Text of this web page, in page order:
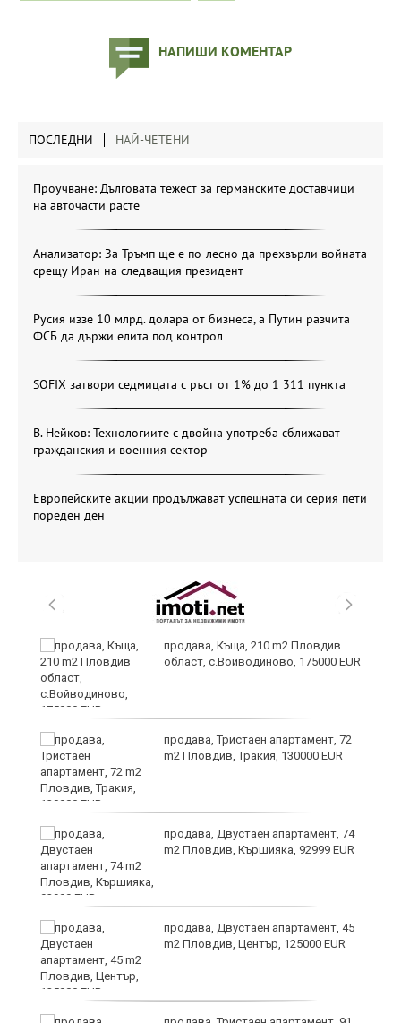
НАПИШИ КОМЕНТАР
ПОСЛЕДНИ НАЙ-ЧЕТЕНИ
Проучване: Дълговата тежест за германските доставчици
на авточасти расте
Анализатор: За Тръмп ще е по-лесно да прехвърли войната
срещу Иран на следващия президент
Русия иззе 10 млрд. долара от бизнеса, а Путин разчита
ФСБ да държи елита под контрол
SOFIX затвори седмицата с ръст от 1% до 1 311 пункта
В. Нейков: Технологиите с двойна употреба сближават
гражданския и военния сектор
Европейските акции продължават успешната си серия пети
пореден ден
продава, Къща, 210 m2 Пловдив
област, с.Войводиново, 175000 EUR
продава, Тристаен апартамент, 72
m2 Пловдив, Тракия, 130000 EUR
продава, Двустаен апартамент, 74
m2 Пловдив, Кършияка, 92999 EUR
продава, Двустаен апартамент, 45
m2 Пловдив, Център, 125000 EUR